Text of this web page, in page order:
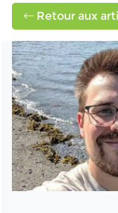
Retour aux